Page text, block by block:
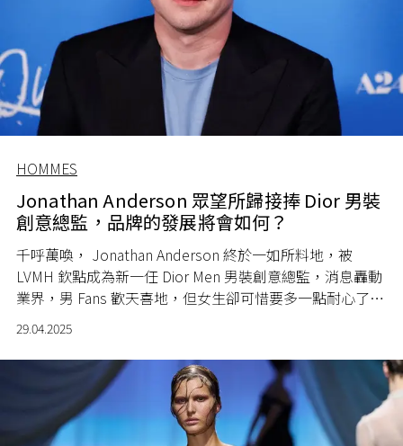
HOMMES
Jonathan Anderson 眾望所歸接捧 Dior 男裝
創意總監，品牌的發展將會如何？
千呼萬喚， Jonathan Anderson 終於一如所料地，被
LVMH 欽點成為新一任 Dior Men 男裝創意總監，消息轟動
業界，男 Fans 歡天喜地，但女生卻可惜要多一點耐心了，
29.04.2025